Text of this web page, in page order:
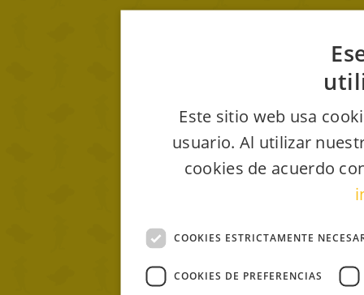
Este sitio web usa
usuario. Al utilizar
cookies de acuerdo
COOKIES ESTRICTAMENTE
COOKIES DE PREFERENCIAS